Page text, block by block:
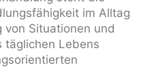
im Alltag
von Situationen und
täglichen Lebens